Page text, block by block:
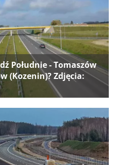
Południe - Tomaszów
(Kozenin)? Zdjęcia: